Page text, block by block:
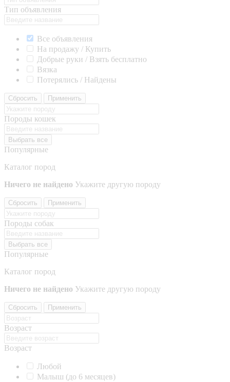
Тип объявления
Все объявления
На продажу / Купить
Добрые руки / Взять бесплатно
Вязка
Потерялись / Найдены
Сбросить Применить
Породы кошек
Выбрать все
Популярные
Каталог пород
Ничего не найдено Укажите другую породу
Сбросить Применить
Породы собак
Выбрать все
Популярные
Каталог пород
Ничего не найдено Укажите другую породу
Сбросить Применить
Возраст
Возраст
Любой
Малыш (до 6 месяцев)